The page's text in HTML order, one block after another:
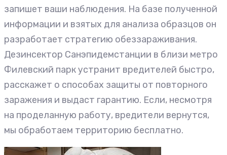
запишет ваши наблюдения. На базе полученной
информации и взятых для анализа образцов он
разработает стратегию обеззараживания.
Дезинсектор Санэпидемстанции в близи метро
Филевский парк устранит вредителей быстро,
расскажет о способах защиты от повторного
заражения и выдаст гарантию. Если, несмотря
на проделанную работу, вредители вернутся,
мы обработаем территорию бесплатно.